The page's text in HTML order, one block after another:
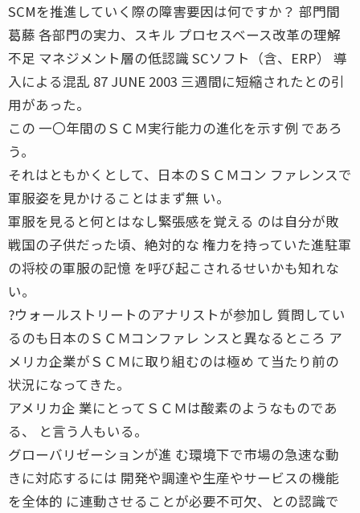
SCMを推進していく際の障害要因は何ですか？ 部門間
葛藤 各部門の実力、スキル プロセスベース改革の理解
不足 マネジメント層の低認識 SCソフト（含、ERP） 導
入による混乱 87 JUNE 2003 三週間に短縮されたとの引
用があった。
この 一〇年間のＳＣＭ実行能力の進化を示す例 であろ
う。
それはともかくとして、日本のＳＣＭコン ファレンスで
軍服姿を見かけることはまず無 い。
軍服を見ると何とはなし緊張感を覚える のは自分が敗
戦国の子供だった頃、絶対的な 権力を持っていた進駐軍
の将校の軍服の記憶 を呼び起こされるせいかも知れな
い。
?ウォールストリートのアナリストが参加し 質問してい
るのも日本のＳＣＭコンファレ ンスと異なるところ ア
メリカ企業がＳＣＭに取り組むのは極め て当たり前の
状況になってきた。
アメリカ企 業にとってＳＣＭは酸素のようなものであ
る、 と言う人もいる。
グローバリゼーションが進 む環境下で市場の急速な動
きに対応するには 開発や調達や生産やサービスの機能
を全体的 に連動させることが必要不可欠、との認識で